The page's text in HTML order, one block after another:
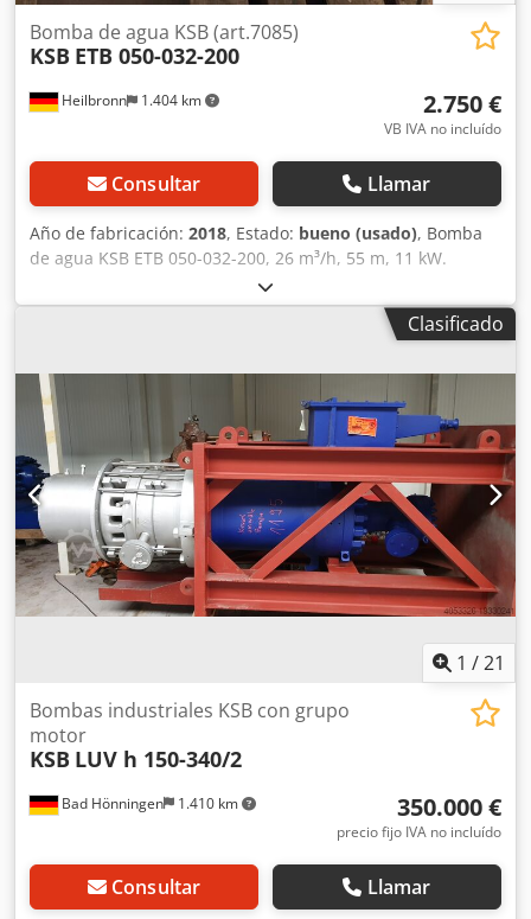
Heilbronn 1.404 km
Bomba de agua KSB (art.7085)
KSB ETB 050-032-200
2.750 €
VB IVA no incluído
Consultar Llamar
Año de fabricación: 2018, Estado: bueno (usado), Bomba
de agua KSB ETB 050-032-200, 26 m³/h, 55 m, 11 kW.
Precio: 2.750 euros. Dedpfx Absi E Icio Rsck Persona de
contacto: Sr. Rainer Eckerle.
Clasificado
1 /21
Bad Hönningen 1.410 km
Bombas industriales KSB con grupo
motor
KSB LUV h 150-340/2
350.000 €
precio fijo IVA no incluído
Consultar Llamar